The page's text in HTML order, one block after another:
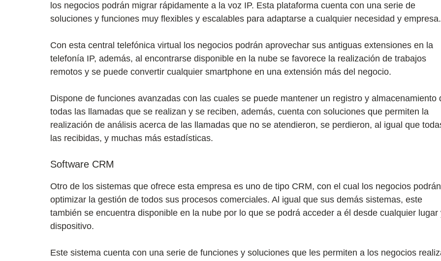
los negocios podrán migrar rápidamente a la voz IP. Esta plataforma cuenta con una serie de
soluciones y funciones muy flexibles y escalables para adaptarse a cualquier necesidad y empresa.
Con esta central telefónica virtual los negocios podrán aprovechar sus antiguas extensiones en la
telefonía IP, además, al encontrarse disponible en la nube se favorece la realización de trabajos
remotos y se puede convertir cualquier smartphone en una extensión más del negocio.
Dispone de funciones avanzadas con las cuales se puede mantener un registro y almacenamiento
todas las llamadas que se realizan y se reciben, además, cuenta con soluciones que permiten la
realización de análisis acerca de las llamadas que no se atendieron, se perdieron, al igual que
las recibidas, y muchas más estadísticas.
Software CRM
Otro de los sistemas que ofrece esta empresa es uno de tipo CRM, con el cual los negocios podrán
optimizar la gestión de todos sus procesos comerciales. Al igual que sus demás sistemas, este
también se encuentra disponible en la nube por lo que se podrá acceder a él desde cualquier lugar
dispositivo.
Este sistema cuenta con una serie de funciones y soluciones que les permiten a los negocios